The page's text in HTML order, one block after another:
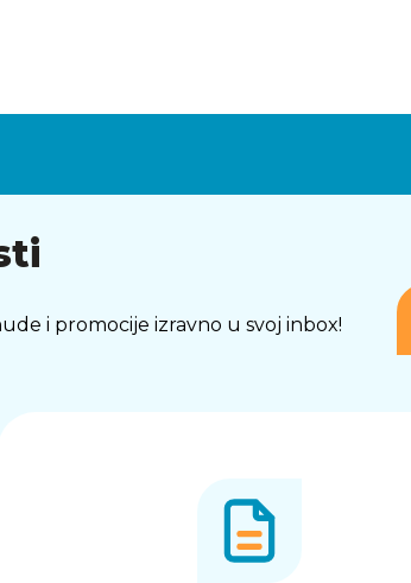
i promocije izravno u svoj inbox!